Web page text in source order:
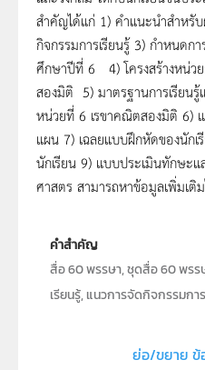
สำคัญได้แก่ 1) คำแนะนำสำหรั
กิจกรรมการเรียนรู้ 3) กำหนด
ศึกษาปีที่ 6 4) โครงสร้างหน่ว
สองมิติ 5) มาตรฐานการเรียนรู้
หน่วยที่ 6 เรขาคณิตสองมิติ 6)
แผน 7) เฉลยแบบฝึกหัดของนักเ
นักเรียน 9) แบบประเมินทักษะ
ศาสตร สามารถหาข้อมูลเพิ่มเติ
คำสำคัญ
สื่อ 60 พรรษา, ชุดสื่อ 60 พร
เรียนรู้, แนวการจัดกิจกรรมกา
คณิตศาสตร์, คู่มือครู, การสอ
ย่อ/ขยาย ข้